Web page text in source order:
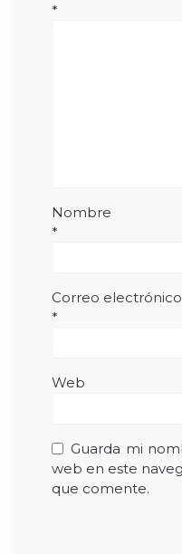
*
Nombre
*
Correo electrónico
*
Web
Guarda mi
web en este
que comente.